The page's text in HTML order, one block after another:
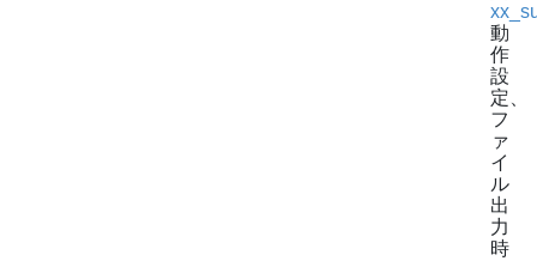
動
作
設
定、
フ
ァ
イ
ル
出
力
時